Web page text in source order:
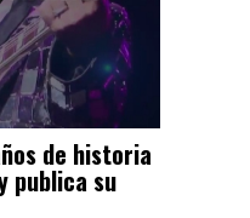
de historia
publica su